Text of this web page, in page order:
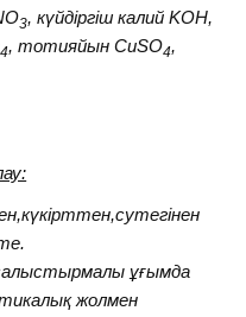
3, күйдіргіш калий KOH,
4, тотияйын CuSO4,
ұғымда
жолмен